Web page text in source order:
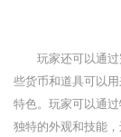
玩家还可以通
些货币和道具可以
特色。玩家可以通
独特的外观和技能